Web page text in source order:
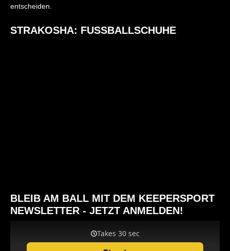
entscheiden.
STRAKOSHA: FUSSBALLSCHUHE
BLEIB AM BALL MIT DEM KEEPERSPORT
NEWSLETTER - JETZT ANMELDEN!